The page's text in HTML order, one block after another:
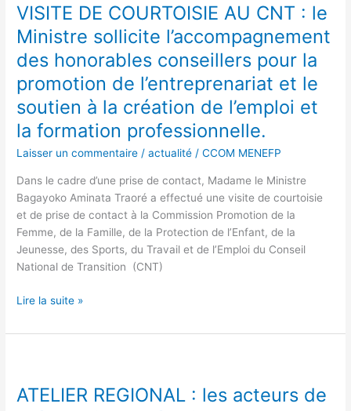
VISITE DE COURTOISIE AU CNT : le
Ministre sollicite l’accompagnement
des honorables conseillers pour la
promotion de l’entreprenariat et le
soutien à la création de l’emploi et
la formation professionnelle.
Laisser un commentaire /actualité /CCOM MENEFP
Dans le cadre d’une prise de contact, Madame le Ministre
Bagayoko Aminata Traoré a effectué une visite de courtoisie
et de prise de contact à la Commission Promotion de la
Femme, de la Famille, de la Protection de l’Enfant, de la
Jeunesse, des Sports, du Travail et de l’Emploi du Conseil
National de Transition (CNT)
COURTOISIE
AU
CNT
:
le
Ministre
sollicite
l’accompagnement
des
conseillers
pour
la
promotion
de
l’entreprenariat et
soutien
la
l’emploi et
Lire la suite »
ATELIER REGIONAL : les acteurs de
: